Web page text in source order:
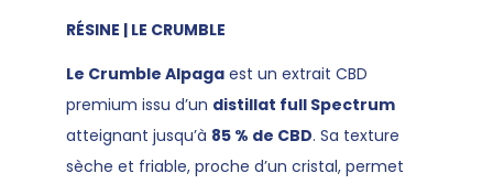
RÉSINE | LE CRUMBLE
Le Crumble Alpaga est un extrait CBD
premium issu d’un distillat full Spectrum
atteignant jusqu’à 85 % de CBD. Sa texture
sèche et friable, proche d’un cristal, permet